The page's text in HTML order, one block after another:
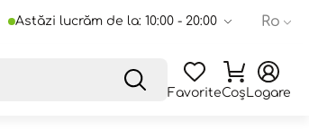
Astăzi lucrăm de la: 10:00 - 20:00 Ro
FavoriteCoșLogare